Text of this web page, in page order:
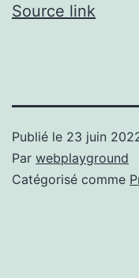
Source link
Publié le 23 juin
Par webplayground
Catégorisé comme